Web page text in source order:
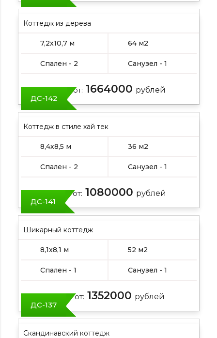
Коттедж из дерева
7,2х10,7 м 64 м2
Спален - 2 Санузел - 1
Цена от: 1664000 рублей
ДС-142
Коттедж в стиле хай тек
8,4х8,5 м 36 м2
Спален - 2 Санузел - 1
Цена от: 1080000 рублей
ДС-141
Шикарный коттедж
8,1х8,1 м 52 м2
Спален - 1 Санузел - 1
Цена от: 1352000 рублей
ДС-137
Скандинавский коттедж